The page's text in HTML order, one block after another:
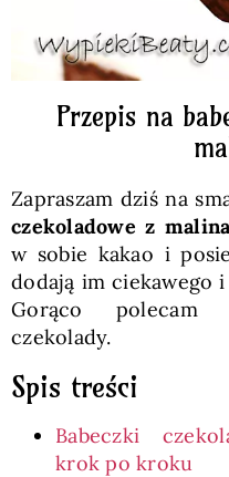
Przepis na
Zapraszam dziś na
czekoladowe z
w sobie kakao i
dodają im ciekawego
Gorąco polecam
czekolady.
Spis treści
Babeczki
krok po kroku